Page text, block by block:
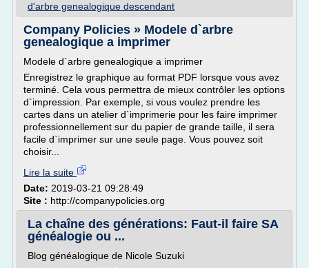
d'arbre genealogique descendant
Company Policies » Modele d`arbre
genealogique a imprimer
Modele d`arbre genealogique a imprimer
Enregistrez le graphique au format PDF lorsque vous avez
terminé. Cela vous permettra de mieux contrôler les options
d`impression. Par exemple, si vous voulez prendre les
cartes dans un atelier d`imprimerie pour les faire imprimer
professionnellement sur du papier de grande taille, il sera
facile d`imprimer sur une seule page. Vous pouvez soit
choisir...
Lire la suite
Date: 2019-03-21 09:28:49
Site : http://companypolicies.org
La chaîne des générations: Faut-il faire SA
généalogie ou ...
Blog généalogique de Nicole Suzuki